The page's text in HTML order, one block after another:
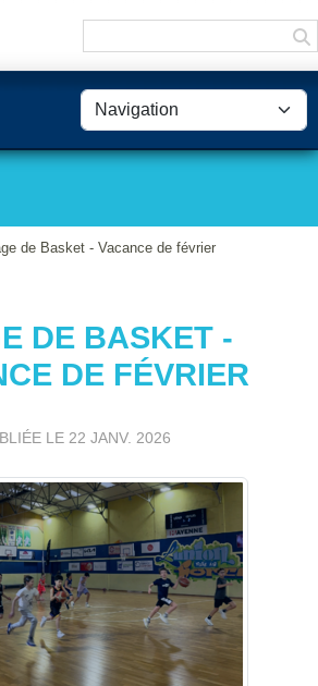
de Basket - Vacance de février
DE BASKET -
DE FÉVRIER
LE 22 JANV. 2026
cookies